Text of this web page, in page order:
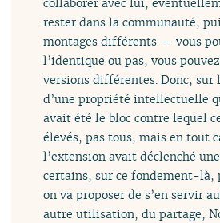
rester dans la communauté,
montages différents — vous
l’identique ou pas, vous
versions différentes. Donc, sur
d’une propriété intellectuelle
avait été le bloc contre lequel
élevés, pas tous, mais en tout
l’extension avait déclenché
certains, sur ce fondement-là,
on va proposer de s’en servir
autre utilisation, du partage,